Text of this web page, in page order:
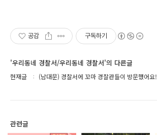
공감 구독하기
'우리동네 경찰서/우리동네 경찰서'의 다른글
현재글 (남대문) 경찰서에 꼬마 경찰관들이 방문했어요!
관련글